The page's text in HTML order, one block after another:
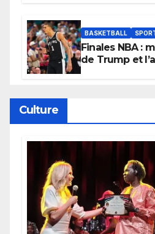
BASKETBALL
Finales NBA :
de Trump et
Culture